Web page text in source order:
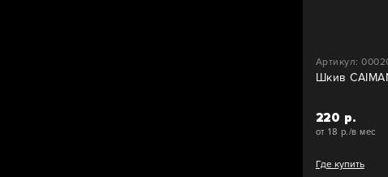
Артикул:
Шкив
220 р.
от 18 р./в мес
Где купить